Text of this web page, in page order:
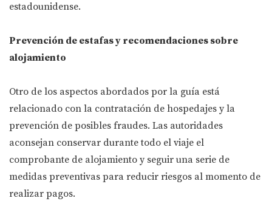
estadounidense.
Prevención de estafas y recomendaciones sobre
alojamiento
Otro de los aspectos abordados por la guía está
relacionado con la contratación de hospedajes y la
prevención de posibles fraudes. Las autoridades
aconsejan conservar durante todo el viaje el
comprobante de alojamiento y seguir una serie de
medidas preventivas para reducir riesgos al momento de
realizar pagos.